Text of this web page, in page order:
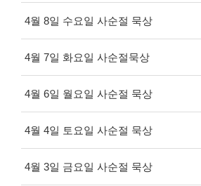
4월 8일 수요일 사순절 묵상
4월 7일 화요일 사순절묵상
4월 6일 월요일 사순절 묵상
4월 4일 토요일 사순절 묵상
4월 3일 금요일 사순절 묵상